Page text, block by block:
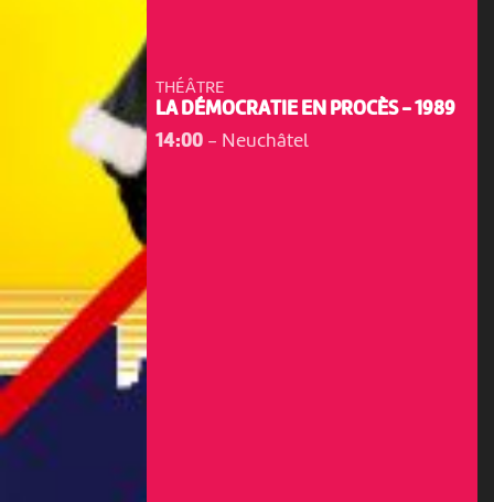
THÉÂTRE
LA DÉMOCRATIE EN PROCÈS - 1989
14:00- Neuchâtel